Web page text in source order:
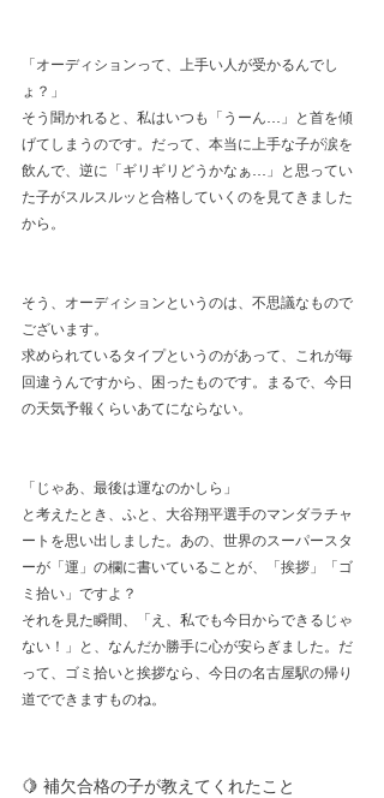
「オーディションって、上手い人が受かるんでし
ょ？」
そう聞かれると、私はいつも「うーん…」と首を傾
げてしまうのです。だって、本当に上手な子が涙を
飲んで、逆に「ギリギリどうかなぁ…」と思ってい
た子がスルスルッと合格していくのを見てきました
から。
そう、オーディションというのは、不思議なもので
ございます。
求められているタイプというのがあって、これが毎
回違うんですから、困ったものです。まるで、今日
の天気予報くらいあてにならない。
「じゃあ、最後は運なのかしら」
と考えたとき、ふと、大谷翔平選手のマンダラチャ
ートを思い出しました。あの、世界のスーパースタ
ーが「運」の欄に書いていることが、「挨拶」「ゴ
ミ拾い」ですよ？
それを見た瞬間、「え、私でも今日からできるじゃ
ない！」と、なんだか勝手に心が安らぎました。だ
って、ゴミ拾いと挨拶なら、今日の名古屋駅の帰り
道でできますものね。
🍋 補欠合格の子が教えてくれたこと